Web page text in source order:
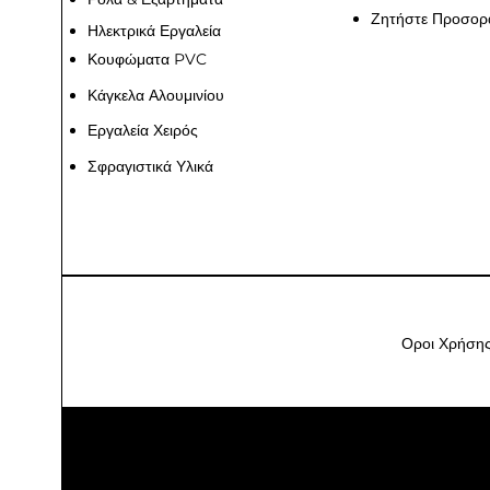
Ηλεκτρικά Εργαλεία
Κουφώματα PVC
Κάγκελα Αλουμινίου
Εργαλεία Χειρός
Σφραγιστικά Υλικά
Ζητήστε
Οροι Χρήσης